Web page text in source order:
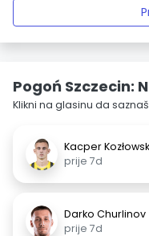
Pogoń Szczecin:
Klikni na glasinu da
Kacper
prije 7d
Darko Churlinov
prije 7d